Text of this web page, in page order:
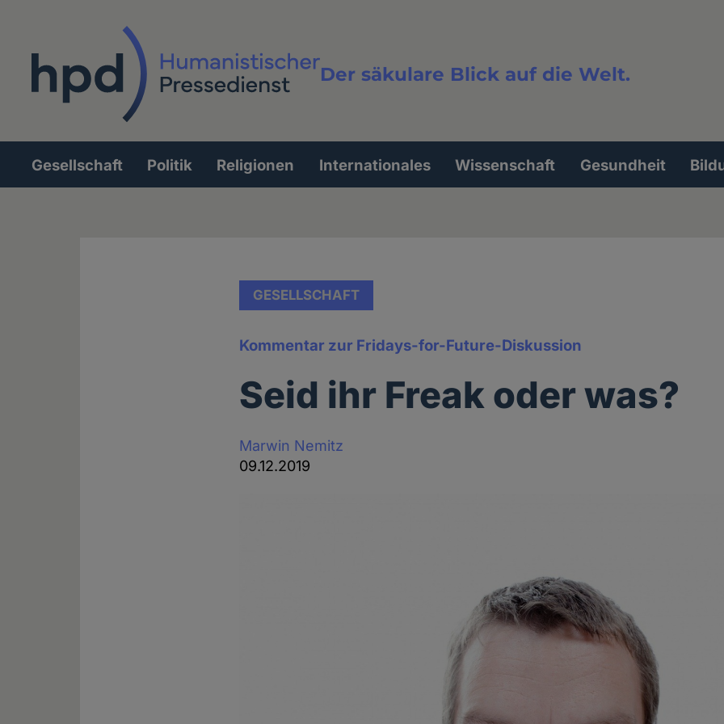
Der säkulare Blick auf die Welt.
Volltextsuche
Hauptnavigation
Gesellschaft Politik Religionen Internationales Wissenschaft Gesundheit
GESELLSCHAFT
Kommentar zur Fridays-for-Future-Diskussion
Seid ihr Freak oder was?
Marwin Nemitz
09.12.2019